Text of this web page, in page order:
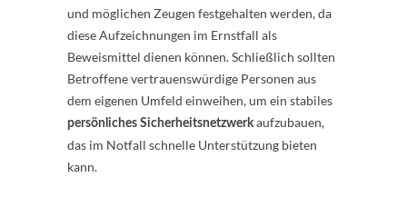
und möglichen Zeugen festgehalten werden, da
diese Aufzeichnungen im Ernstfall als
Beweismittel dienen können. Schließlich sollten
Betroffene vertrauenswürdige Personen aus
dem eigenen Umfeld einweihen, um ein stabiles
persönliches Sicherheitsnetzwerk aufzubauen,
das im Notfall schnelle Unterstützung bieten
kann.